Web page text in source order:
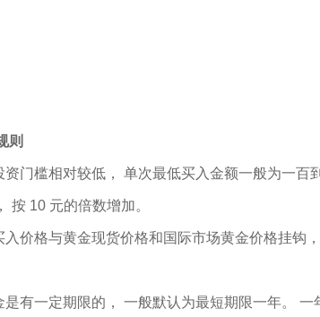
则
门槛相对较低， 单次最低买入金额一般为一
按 10 元的倍数增加。
价格与黄金现货价格和国际市场黄金价格挂钩
有一定期限的， 一般默认为最短期限一年。 一